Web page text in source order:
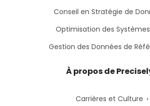
Conseil en Stratégie de
Optimisation des Systèmes
Gestion des Données de
À propos de
Carrières et Culture